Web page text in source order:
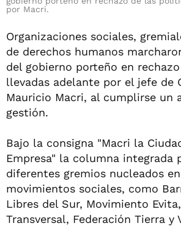
por Macri.
Organizaciones sociales,
de derechos humanos
del gobierno porteño en
llevadas adelante por el jefe de
Mauricio Macri, al cumplirse un
gestión.
Bajo la consigna "Macri la
Empresa" la columna integrada
diferentes gremios nucleados en
movimientos sociales, como
Libres del Sur, Movimiento
Transversal, Federación Tierra y